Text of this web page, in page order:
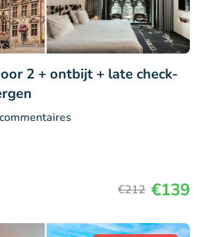
2 + ontbijt + late check-
€212 €139